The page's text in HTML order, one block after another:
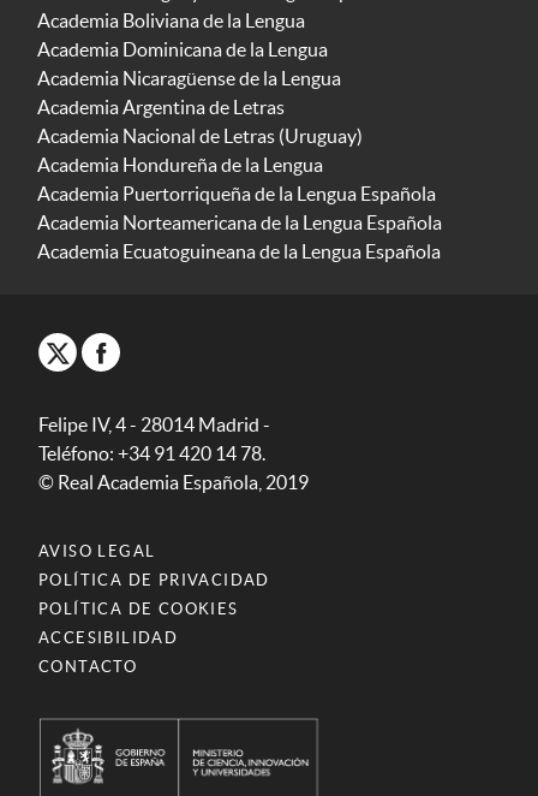
Academia Boliviana de la Lengua
Academia Dominicana de la Lengua
Academia Nicaragüense de la Lengua
Academia Argentina de Letras
Academia Nacional de Letras (Uruguay)
Academia Hondureña de la Lengua
Academia Puertorriqueña de la Lengua Española
Academia Norteamericana de la Lengua Española
Academia Ecuatoguineana de la Lengua Española
Felipe IV, 4 - 28014 Madrid -
Teléfono: +34 91 420 14 78.
© Real Academia Española, 2019
AVISO LEGAL
POLÍTICA DE PRIVACIDAD
POLÍTICA DE COOKIES
ACCESIBILIDAD
CONTACTO